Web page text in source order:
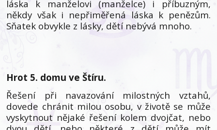
láska k manželovi (manželce) i příbuzným,
někdy však i nepřiměřená láska k penězům.
Sňatek obvykle z lásky, dětí nebývá mnoho.
Hrot 5. domu ve Štíru.
Řešení při navazování milostných vztahů,
dovede chránit milou osobu, v životě se může
vyskytnout nějaké řešení kolem dvojčat, nebo